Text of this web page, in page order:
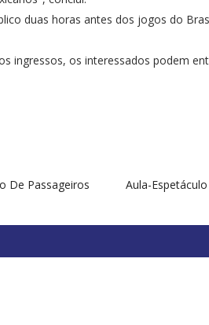
duas horas antes dos jogos do
ingressos, os interessados podem
De Passageiros
Aula-